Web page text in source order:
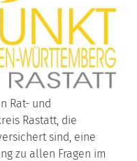
Rat- und
Rastatt, die
sind, eine
zu allen Fragen im